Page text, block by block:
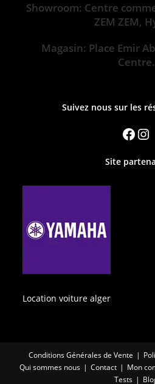
Showroom: Centre
ZEM ZEM,
Magasin: Place Emir
Centre.
Suivez nous sur les
Site
Location voiture alger
Conditions Générales de Vente
Qui sommes nous
Contact Mon
Tests